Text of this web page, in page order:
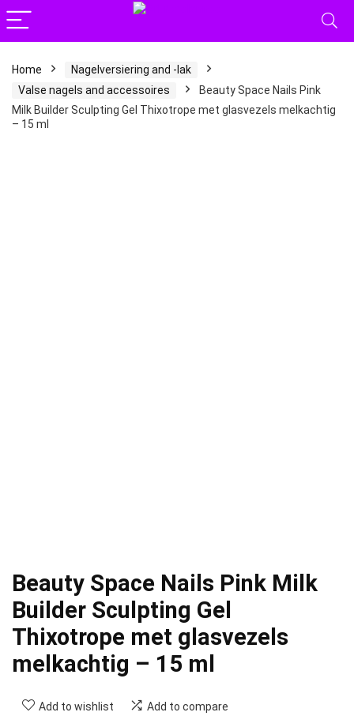
Home
Nagelversiering and -lak
Valse nagels and accessoires
Beauty Space Nails Pink
Milk Builder Sculpting Gel Thixotrope met glasvezels melkachtig
– 15 ml
Beauty Space Nails Pink Milk
Builder Sculpting Gel
Thixotrope met glasvezels
melkachtig – 15 ml
Add to wishlist Add to compare